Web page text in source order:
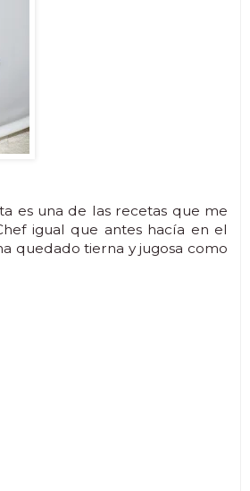
es una de las recetas que me
igual que antes hacía en el
quedado tierna y jugosa como